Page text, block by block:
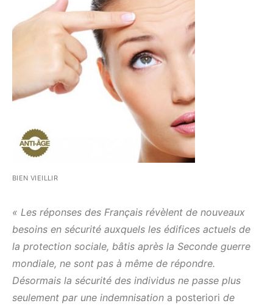
BIEN VIEILLIR
« Les réponses des Français révèlent de nouveaux
besoins en sécurité auxquels les édifices actuels de
la protection sociale, bâtis après la Seconde guerre
mondiale, ne sont pas à même de répondre.
Désormais la sécurité des individus ne passe plus
seulement par une indemnisation a posteriori de